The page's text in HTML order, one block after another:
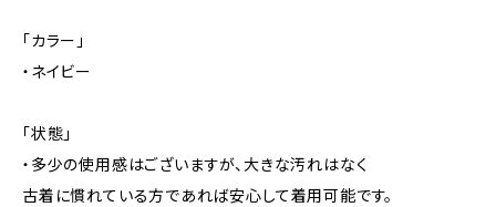
「カラー」
・ネイビー
「状態」
・多少の使用感はございますが、大きな汚れはなく
古着に慣れている方であれば安心して着用可能です。